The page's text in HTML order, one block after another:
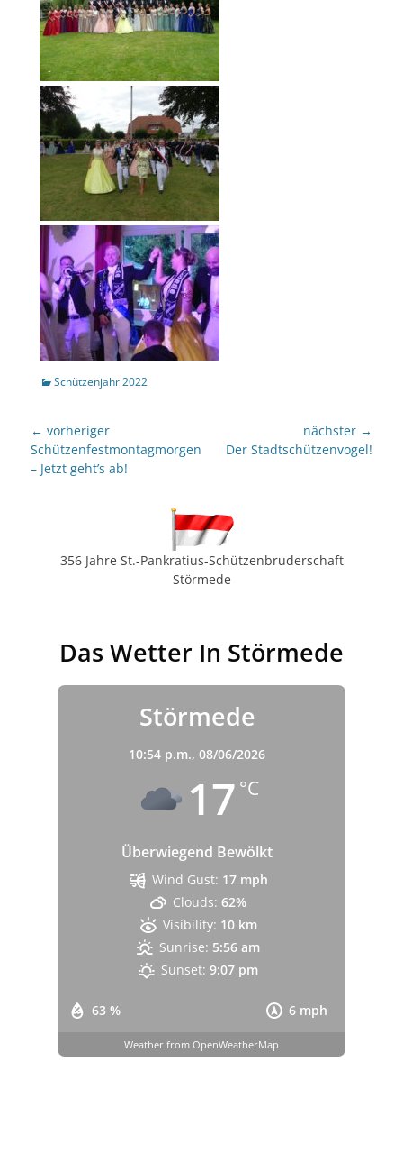
Kategorien
Schützenjahr 2022
Beitragsnavigation
← vorheriger
Vorheriger
Beitrag:
Schützenfestmontagmorgen
– Jetzt geht’s ab!
nächster →
nächster
Der Stadtschützenvogel!
356 Jahre St.-Pankratius-Schützenbruderschaft
Störmede
Das Wetter In Störmede
Störmede
10:54 p.m., 08/06/2026
17 °C
Überwiegend Bewölkt
63 % 6 mph
Wind Gust: 17 mph
Clouds: 62%
Visibility: 10 km
Sunrise: 5:56 am
Sunset: 9:07 pm
Weather from OpenWeatherMap